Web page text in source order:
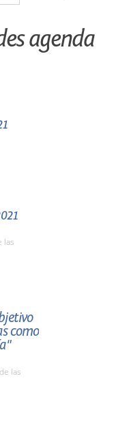
agenda
las
como
las